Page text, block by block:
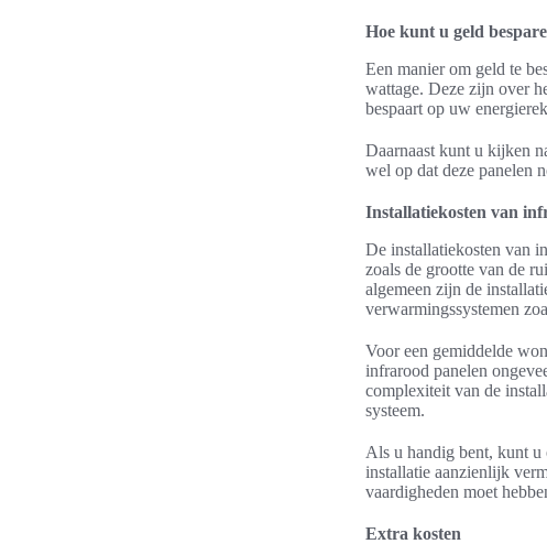
Hoe kunt u geld
Een manier om geld te
wattage. Deze zijn over
bespaart op uw
Daarnaast kunt u kijken
wel op dat deze panelen
Installatiekosten van
De installatiekosten van
zoals de grootte van de
algemeen zijn de
verwarmingssystemen
Voor een gemiddelde
infrarood panelen
complexiteit van de
systeem.
Als u handig bent, kunt u
installatie aanzienlijk
vaardigheden moet
Extra kosten